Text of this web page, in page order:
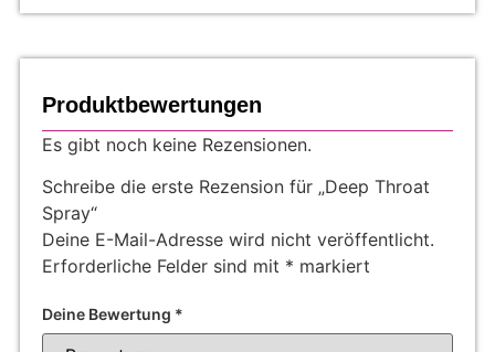
Produktbewertungen
Es gibt noch keine Rezensionen.
Schreibe die erste Rezension für „Deep Throat
Spray“
Deine E-Mail-Adresse wird nicht veröffentlicht.
Erforderliche Felder sind mit * markiert
Deine Bewertung *